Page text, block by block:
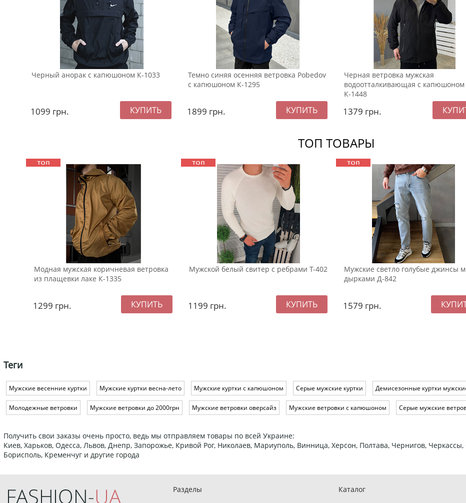
Черный анорак с капюшоном К-1033
1099 грн.
Темно синяя осенняя ветровка Pobedov
с капюшоном К-1295
1899 грн.
Черная ветровка мужская
водоотталкивающая с капюшоном
К-1448
1379 грн.
ТОП ТОВАРЫ
Модная мужская коричневая ветровка
из плащевки лаке К-1335
1299 грн.
Мужской белый свитер с ребрами Т-402
1199 грн.
Мужские светло голубые джинсы
дырками Д-842
1579 грн.
Теги
Мужские весенние куртки Мужские куртки весна-лето Мужские куртки с капюшоном Серые мужские куртки Демисезонные куртки
Молодежные ветровки Мужские ветровки до 2000грн Мужские ветровки оверсайз Мужские ветровки с капюшоном Серые мужские
Получить свои заказы очень просто, ведь мы отправляем товары по всей Украине:
Киев, Харьков, Одесса, Львов, Днепр, Запорожье, Кривой Рог, Николаев, Мариуполь, Винница, Херсон, Полтава, Чернигов,
Борисполь, Кременчуг и другие города
Разделы Каталог